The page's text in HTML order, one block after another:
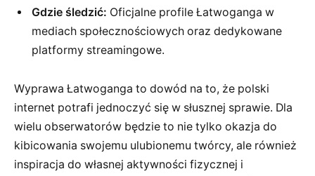
Gdzie śledzić: Oficjalne profile Łatwoganga w
mediach społecznościowych oraz dedykowane
platformy streamingowe.
Wyprawa Łatwoganga to dowód na to, że polski
internet potrafi jednoczyć się w słusznej sprawie. Dla
wielu obserwatorów będzie to nie tylko okazja do
kibicowania swojemu ulubionemu twórcy, ale również
inspiracja do własnej aktywności fizycznej i